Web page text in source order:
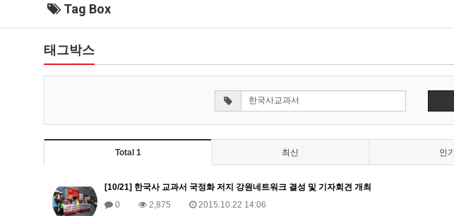
Tag Box
태그박스
Total 1 최신 인기
[10/21] 한국사 교과서 국정화 저지 강원네트워크 결성 및 기자회견 개최
0
2,875
2015.10.22 14:06